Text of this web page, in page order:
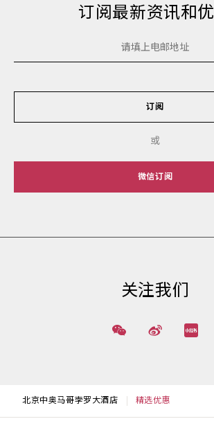
订阅最新资讯和
订阅
或
微信订阅
关注我们
北京中奥马哥孛罗大酒店 精选优惠